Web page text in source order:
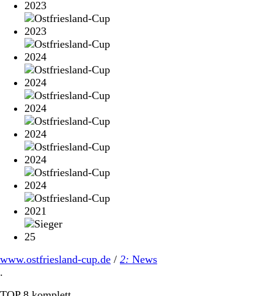
www.ostfriesland-cup.de / 2: News
.